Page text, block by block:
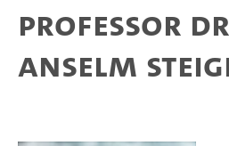
Professor
Anselm